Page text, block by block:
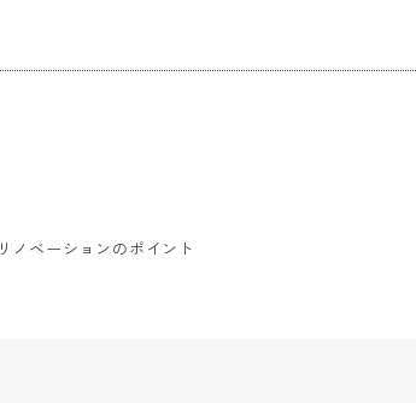
リノベーションのポイント